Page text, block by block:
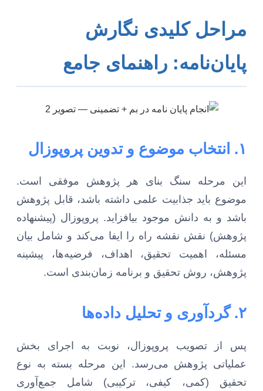
مراحل کلیدی نگارش
پایان‌نامه: راهنمای جامع
۱. انتخاب موضوع و تدوین پروپوزال
این مرحله سنگ بنای هر پژوهش موفقی است.
موضوع باید جذابیت علمی داشته باشد، قابل پژوهش
باشد و به دانش موجود بیافزاید. پروپوزال (پیشنهاده
پژوهش) نقش نقشه راه را ایفا می‌کند و شامل بیان
مسئله، اهمیت تحقیق، اهداف، فرضیه‌ها، پیشینه
پژوهش، روش تحقیق و برنامه زمان‌بندی است.
۲. گردآوری و تحلیل داده‌ها
پس از تصویب پروپوزال، نوبت به اجرای بخش
عملیاتی پژوهش می‌رسد. این مرحله بسته به نوع
تحقیق (کمی، کیفی، ترکیبی) شامل جمع‌آوری